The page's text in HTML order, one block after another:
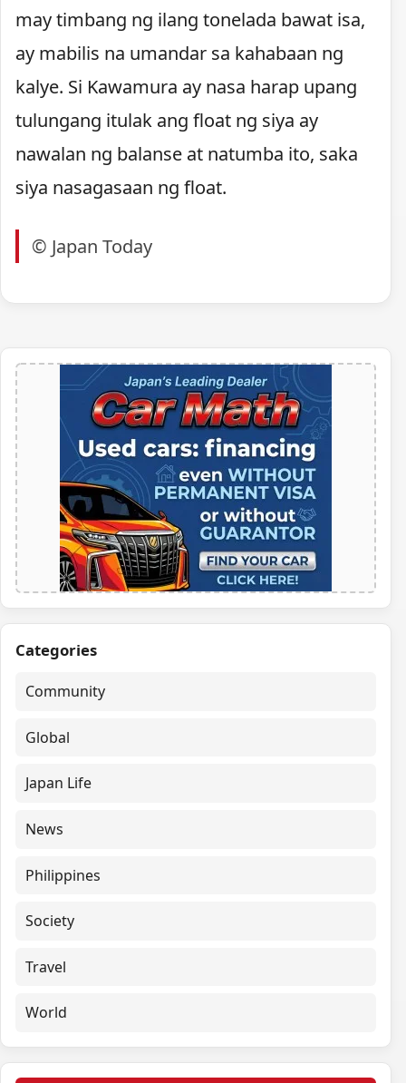
may timbang ng ilang tonelada bawat isa,
ay mabilis na umandar sa kahabaan ng
kalye. Si Kawamura ay nasa harap upang
tulungang itulak ang float ng siya ay
nawalan ng balanse at natumba ito, saka
siya nasagasaan ng float.
© Japan Today
Categories
Community
Global
Japan Life
News
Philippines
Society
Travel
World